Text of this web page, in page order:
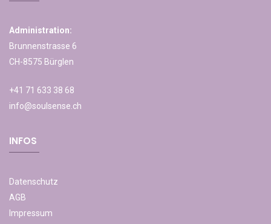
Administration:
Brunnenstrasse 6
CH-8575 Bürglen
+41 71 633 38 68
info@soulsense.ch
INFOS
Datenschutz
AGB
Impressum